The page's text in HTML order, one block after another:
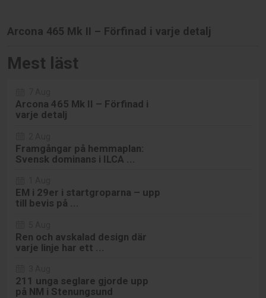
Arcona 465 Mk II – Förfinad i varje detalj
Mest läst
Arcona 465 Mk II – Förfinad i
varje detalj
Framgångar på hemmaplan:
Svensk dominans i ILCA ...
EM i 29er i startgroparna – upp
till bevis på ...
Ren och avskalad design där
varje linje har ett ...
211 unga seglare gjorde upp
på NM i Stenungsund